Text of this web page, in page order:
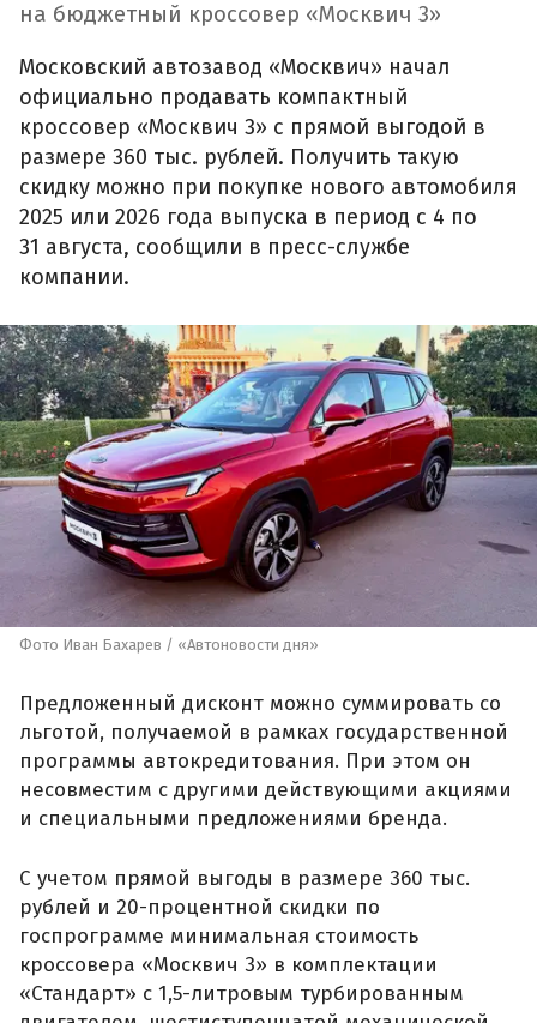
на бюджетный кроссовер «Москвич 3»
Московский автозавод «Москвич» начал
официально продавать компактный
кроссовер «Москвич 3» с прямой выгодой в
размере 360 тыс. рублей. Получить такую
скидку можно при покупке нового автомобиля
2025 или 2026 года выпуска в период с 4 по
31 августа, сообщили в пресс-службе
компании.
Фото Иван Бахарев / «Автоновости дня»
Предложенный дисконт можно суммировать со
льготой, получаемой в рамках государственной
программы автокредитования. При этом он
несовместим с другими действующими акциями
и специальными предложениями бренда.
С учетом прямой выгоды в размере 360 тыс.
рублей и 20-процентной скидки по
госпрограмме минимальная стоимость
кроссовера «Москвич 3» в комплектации
«Стандарт» с 1,5-литровым турбированным